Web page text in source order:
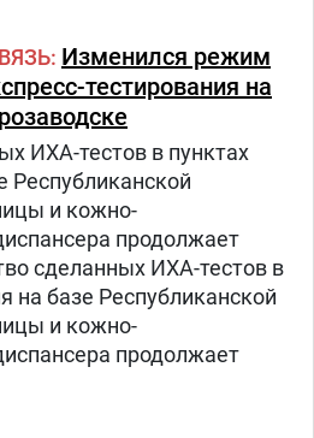
Изменился режим
тестирования на
ИХА-тестов в пунктах
Республиканской
и кожно-
продолжает
сделанных ИХА-тестов в
на базе Республиканской
и кожно-
продолжает